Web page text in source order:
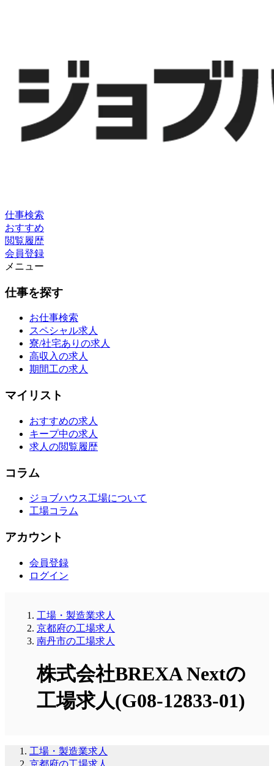
仕事検索
おすすめ
閲覧履歴
会員登録
メニュー
仕事を探す
お仕事検索
スペシャル求人
寮/社宅ありの求人
高収入の求人
期間工の求人
マイリスト
おすすめの求人
キープ中の求人
求人の閲覧履歴
コラム
ジョブハウス工場について
工場コラム
アカウント
会員登録
ログイン
工場・製造業求人
京都府の工場求人
南丹市の工場求人
株式会社BREXA Nextの
工場求人(G08-12833-01)
工場・製造業求人
京都府の工場求人